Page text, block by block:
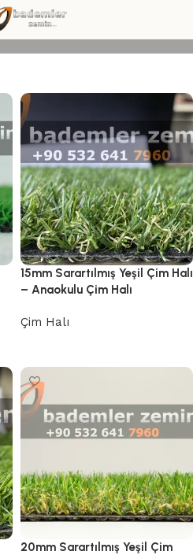
15mm Sarartılmış Yeşil Çim Halı
– Anaokulu Çim Halı
Çim Halı
20mm Sarartılmış Yeşil Çim